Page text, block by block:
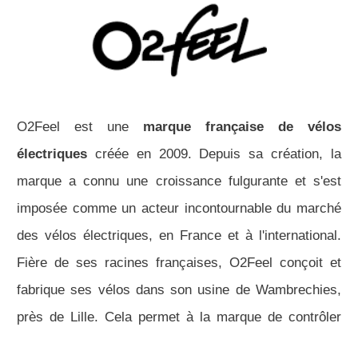
O2Feel est une marque française de vélos
électriques créée en 2009. Depuis sa création, la
marque a connu une croissance fulgurante et s'est
imposée comme un acteur incontournable du marché
des vélos électriques, en France et à l'international.
Fière de ses racines françaises, O2Feel conçoit et
fabrique ses vélos dans son usine de Wambrechies,
près de Lille. Cela permet à la marque de contrôler